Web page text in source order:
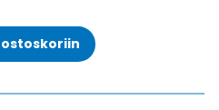
ostoskoriin